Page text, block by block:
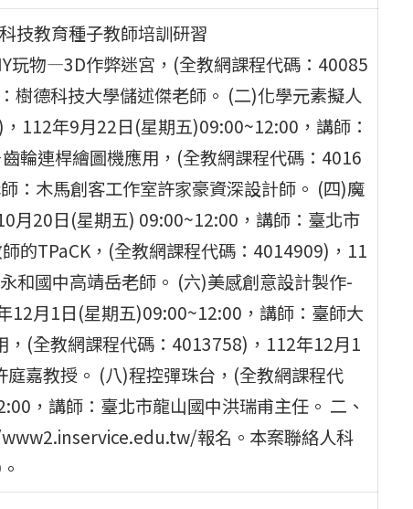
技教育種子教師培訓研習
玩物—3D作弊迷宮，(全教網課程代碼：40085
德科技大學儲述傑老師。 (二)化學元素擬人
112年9月22日(星期五)09:00~12:00，講師：
輪連桿繪圖機應用，(全教網課程代碼：4016
：木馬創客工作室許家豪資深設計師。 (四)魔
月20日(星期五) 09:00~12:00，講師：臺北市
的TPaCK，(全教網課程代碼：4014909)，11
和國中高靖岳老師。 (六)美感創意設計製作-
月1日(星期五)09:00~12:00，講師：臺師大
(全教網課程代碼：4013758)，112年12月1
嘉教授。 (八)程控彈珠台，(全教網課程代
，講師：臺北市龍山國中洪瑞甫主任。 二、
報名。本案聯絡人科